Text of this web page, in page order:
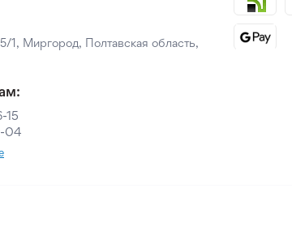
1, Миргород, Полтавская область,
15
04